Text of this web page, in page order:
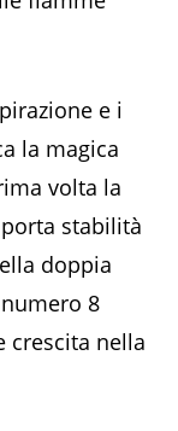
e i
la magica
volta la
stabilità
doppia
8
crescita nella